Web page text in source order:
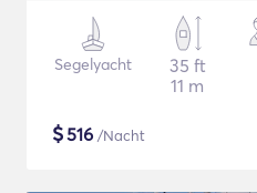
Segelyacht
35 ft
11 m
$516 /Nacht